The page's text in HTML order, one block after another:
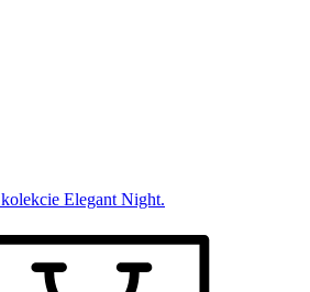
Elegant Night.